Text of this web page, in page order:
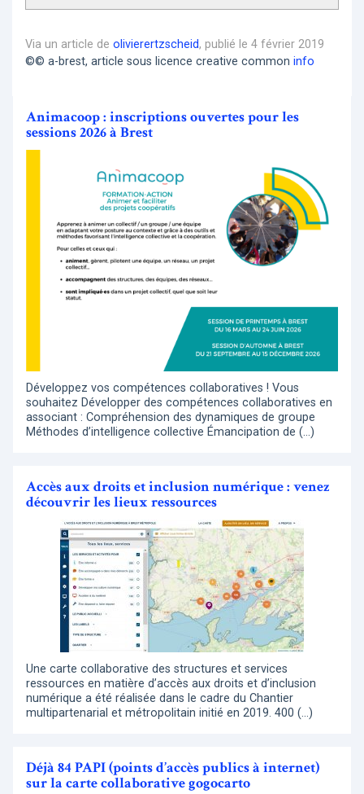
Via un article de olivierertzscheid, publié le 4 février 2019
©© a-brest, article sous licence creative common info
Animacoop : inscriptions ouvertes pour les
sessions 2026 à Brest
Développez vos compétences collaboratives ! Vous
souhaitez Développer des compétences collaboratives en
associant : Compréhension des dynamiques de groupe
Méthodes d’intelligence collective Émancipation de (…)
Accès aux droits et inclusion numérique : venez
découvrir les lieux ressources
Une carte collaborative des structures et services
ressources en matière d’accès aux droits et d’inclusion
numérique a été réalisée dans le cadre du Chantier
multipartenarial et métropolitain initié en 2019. 400 (…)
Déjà 84 PAPI (points d’accès publics à internet)
sur la carte collaborative gogocarto